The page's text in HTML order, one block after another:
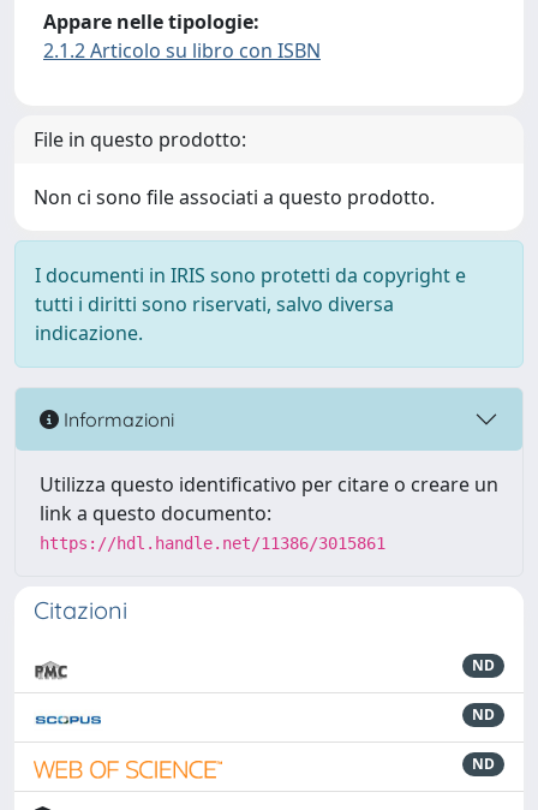
Appare nelle tipologie:
2.1.2 Articolo su libro con ISBN
File in questo prodotto:
Non ci sono file associati a questo prodotto.
I documenti in IRIS sono protetti da copyright e
tutti i diritti sono riservati, salvo diversa
indicazione.
Informazioni
Utilizza questo identificativo per citare o creare un
link a questo documento:
https://hdl.handle.net/11386/3015861
Citazioni
ND
ND
ND